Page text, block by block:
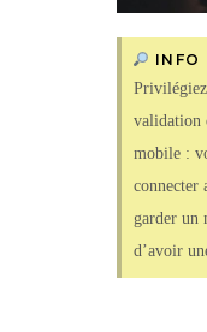
INFO
validation
mobile :
connecter
garder un
d’avoir